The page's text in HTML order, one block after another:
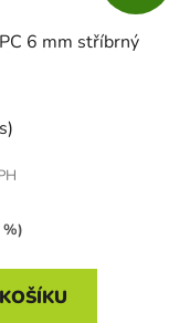
6 mm stříbrný
%)